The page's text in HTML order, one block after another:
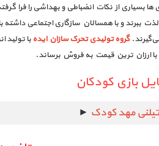
ها بسیاری از نکات انضباطی و بهداشی را‌ فرا‌
ببرند و با همسالان سازگاری اجتماعی‌
می‌گیرند.گروه تولیدی تحرک سازان ایده با تولید
با ارزان ترین قیمت به فروش برساند.
بازی کودکان
مهد کودک ►